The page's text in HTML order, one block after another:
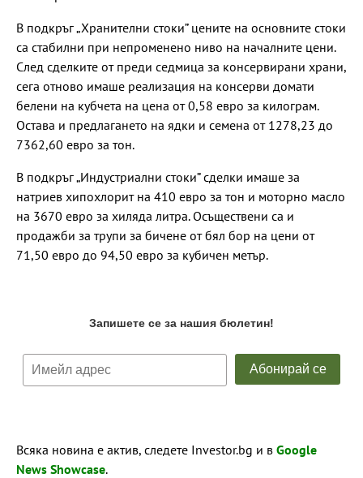
В подкръг „Хранителни стоки” цените на основните стоки
са стабилни при непроменено ниво на началните цени.
След сделките от преди седмица за консервирани храни,
сега отново имаше реализация на консерви домати
белени на кубчета на цена от 0,58 евро за килограм.
Остава и предлагането на ядки и семена от 1278,23 до
7362,60 евро за тон.
В подкръг „Индустриални стоки” сделки имаше за
натриев хипохлорит на 410 евро за тон и моторно масло
на 3670 евро за хиляда литра. Осъществени са и
продажби за трупи за бичене от бял бор на цени от
71,50 евро до 94,50 евро за кубичен метър.
Всяка новина е актив, следете Investor.bg и в Google
News Showcase.